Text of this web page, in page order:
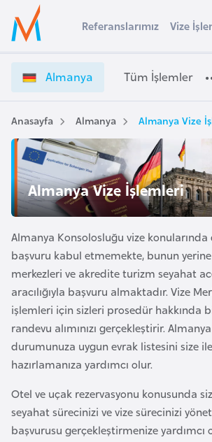
Ülke Seçimi
Başvuru yapmak istediğiniz ülkeyi seçin
Üye
Girişi
l
a
n
a
V
i
z
e
İ
ş
l
e
e
r
i
Referanslarımız Vize
Almanya Tüm İşlemler
Anasayfa Almanya Almanya Vize
Almanya Vize İşlemleri
Almanya Konsolosluğu vize
başvuru kabul etmemekte, bunun
merkezleri ve akredite turizm seyahat
aracılığıyla başvuru almaktadır. Vize
işlemleri için sizleri prosedür hakkında
randevu alımınızı gerçekleştirir.
durumunuza uygun evrak listesini size
hazırlamanıza yardımcı olur.
Otel ve uçak rezervasyonu konusunda
seyahat sürecinizi ve vize sürecinizi
başvurusu gerçekleştirmenize yardımcı
s
t
r
a
A
v
u
t
u
r
y
a
A
e
r
b